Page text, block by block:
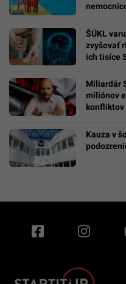
ŠÚKL
zvyšovať
ich tisíce
Miliardár
miliónov
konfliktov
Kauza v